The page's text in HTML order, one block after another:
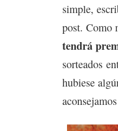
simple,
post. Como
tendrá
sorteados
hubiese